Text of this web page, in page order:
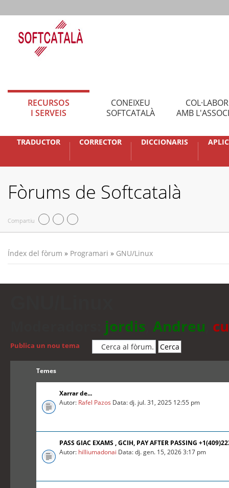
RECURSOS
I SERVEIS
CONEIXEU
SOFTCATALÀ
AMB
TRADUCTOR CORRECTOR DICCIONARIS
Fòrums de Softcatalà
Compartiu
Índex del fòrum » Programari » GNU/Linux
jordis Andreu
Publica un nou tema
Temes
Xarrar de...
Autor: Rafel Pazos Data: dj. jul. 31, 2025 12:55 pm
PASS GIAC EXAMS , GCIH, PAY AFTER PASSING
Autor: hilliumadonai Data: dj. gen. 15, 2026 3:17 pm